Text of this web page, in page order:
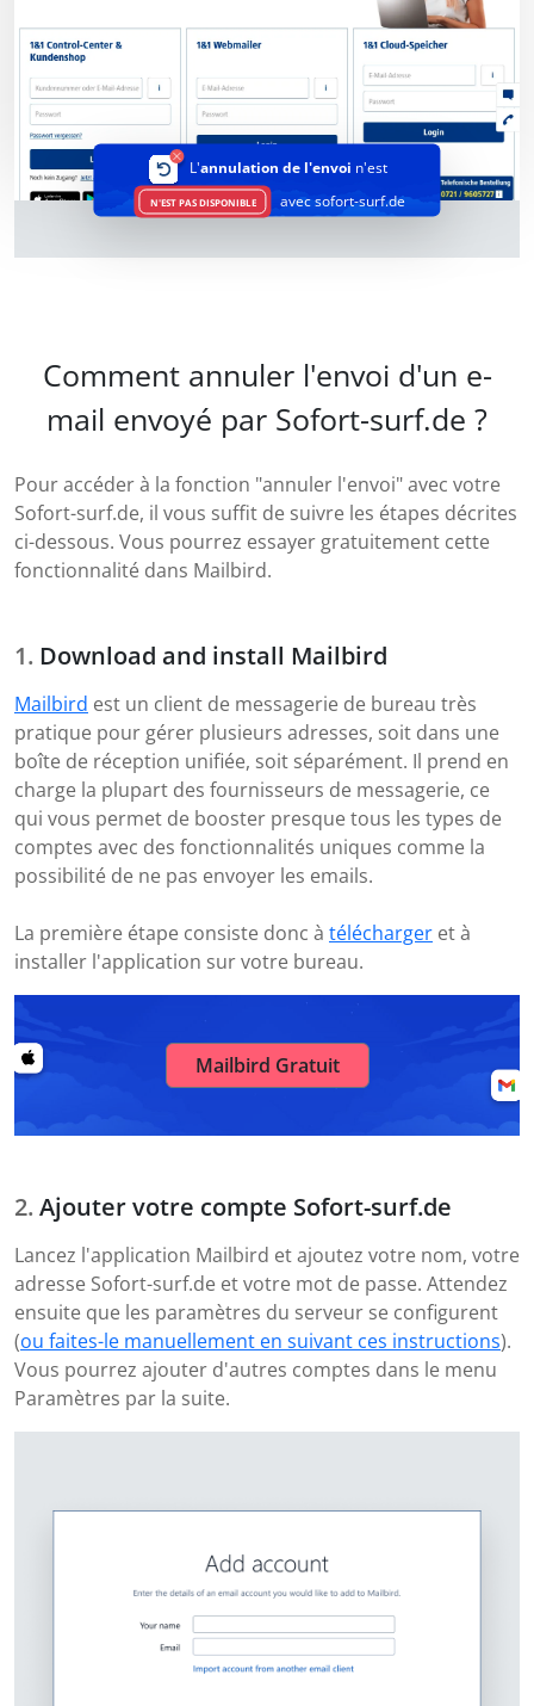
L'annulation de l'envoi n'est
N'EST PAS DISPONIBLE avec sofort-surf.de
Comment annuler l'envoi d'un e-
mail envoyé par Sofort-surf.de ?
Pour accéder à la fonction "annuler l'envoi" avec votre
Sofort-surf.de, il vous suffit de suivre les étapes décrites
ci-dessous. Vous pourrez essayer gratuitement cette
fonctionnalité dans Mailbird.
Download and install Mailbird
Mailbird est un client de messagerie de bureau très
pratique pour gérer plusieurs adresses, soit dans une
boîte de réception unifiée, soit séparément. Il prend en
charge la plupart des fournisseurs de messagerie, ce
qui vous permet de booster presque tous les types de
comptes avec des fonctionnalités uniques comme la
possibilité de ne pas envoyer les emails.
La première étape consiste donc à télécharger et à
installer l'application sur votre bureau.
Mailbird Gratuit
Ajouter votre compte Sofort-surf.de
Lancez l'application Mailbird et ajoutez votre nom, votre
adresse Sofort-surf.de et votre mot de passe. Attendez
ensuite que les paramètres du serveur se configurent
(ou faites-le manuellement en suivant ces instructions).
Vous pourrez ajouter d'autres comptes dans le menu
Paramètres par la suite.